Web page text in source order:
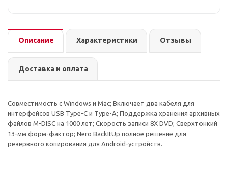
Описание Характеристики Отзывы
Доставка и оплата
Совместимость с Windows и Mac; Включает два кабеля для
интерфейсов USB Type-C и Type-A; Поддержка хранения архивных
файлов M-DISC на 1000 лет; Скорость записи 8X DVD; Сверхтонкий
13-мм форм-фактор; Nero BackItUp полное решение для
резервного копирования для Android-устройств.